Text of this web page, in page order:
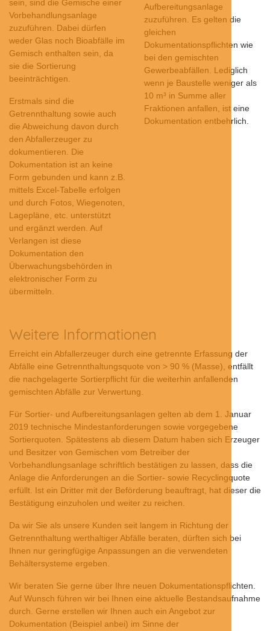
sein, sind die Gemische einer
Vorbehandlungsanlage
zuzuführen. Dabei dürfen
weder Glas noch Bioabfälle im
Gemisch enthalten sein, da
sie die Sortierung
beeinträchtigen.
Erstmals sind die
Getrennthaltung sowie auch
die Abweichung davon durch
den Abfallerzeuger zu
dokumentieren. Die
Dokumentation ist an keine
Form gebunden und kann z.B.
mittels Excel-Tabelle erfolgen
und durch Fotos, Wiegenoten,
Lagepläne, etc. unterstützt
und ergänzt werden. Auf
Verlangen ist diese
Dokumentation den
Überwachungsbehörden in
elektronischer Form zu
übermitteln.
Aufbereitungsanlage
zuzuführen. Es gelten die
gleichen
Dokumentationspflichten wie
bei den gemischten
Gewerbeabfällen. Lediglich
wenn je Baustelle weniger als
10 m³ in Summe aller
Fraktionen anfallen, ist eine
Dokumentation entbehrlich.
Weitere Informationen
Erreicht ein Abfallerzeuger durch eine getrennte Erfassung der
Abfälle eine Getrennthaltungsquote von > 90 % (Masse), entfällt
die nachgelagerte Sortierpflicht für die weiterhin anfallenden
gemischten Abfälle zur Verwertung.
Für Sortier- und Aufbereitungsanlagen gelten ab dem 1. Januar
2019 technische Mindestanforderungen sowie vorgegebene
Sortierquoten. Spätestens ab diesem Datum haben sich Erzeuger
und Besitzer von Gemischen vom Betreiber der
Vorbehandlungsanlage schriftlich bestätigen zu lassen, dass die
Anlage die Anforderungen an die Sortier- sowie Recyclingquote
erfüllt. Ist ein Dritter mit der Beförderung beauftragt, hat dieser die
Bestätigung einzuholen und weiter zu reichen.
Da wir Sie als unsere Kunden seit langem in Richtung der
Getrennthaltung werthaltiger Abfälle beraten, dürften sich bei
Ihnen nur geringfügige Anpassungen an die verwendeten
Behältersysteme ergeben.
Wir beraten Sie gerne über Ihre neuen Dokumentationspflichten.
Auf Wunsch führen wir bei Ihnen eine aktuelle Bestandsaufnahme
durch. Gerne erstellen wir Ihnen auch ein Angebot zur
Dokumentation (Beispiel anbei) im Sinne der